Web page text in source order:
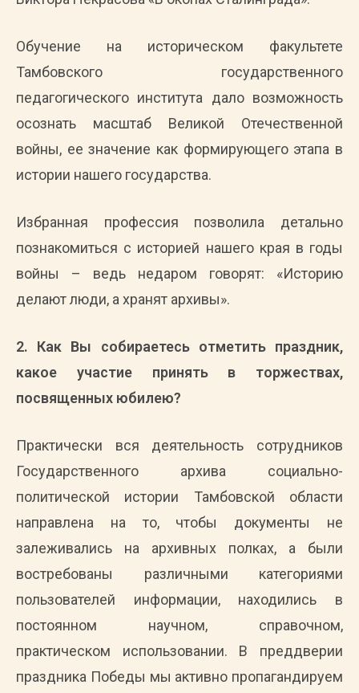
Обучение на историческом факультете
Тамбовского государственного
педагогического института дало возможность
осознать масштаб Великой Отечественной
войны, ее значение как формирующего этапа в
истории нашего государства.
Избранная профессия позволила детально
познакомиться с историей нашего края в годы
войны – ведь недаром говорят: «Историю
делают люди, а хранят архивы».
2. Как Вы собираетесь отметить праздник,
какое участие принять в торжествах,
посвященных юбилею?
Практически вся деятельность сотрудников
Государственного архива социально-
политической истории Тамбовской области
направлена на то, чтобы документы не
залеживались на архивных полках, а были
востребованы различными категориями
пользователей информации, находились в
постоянном научном, справочном,
практическом использовании. В преддверии
праздника Победы мы активно пропагандируем